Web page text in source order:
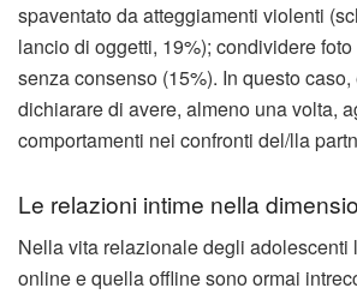
spaventato da atteggiamenti violenti
lancio di oggetti, 19%); condividere
senza consenso (15%). In questo
dichiarare di avere, almeno una volta,
comportamenti nei confronti del/lla
Le relazioni intime nella
Nella vita relazionale degli adolescenti
online e quella offline sono ormai